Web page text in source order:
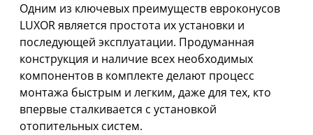
Одним из ключевых преимуществ евроконусов
LUXOR является простота их установки и
последующей эксплуатации. Продуманная
конструкция и наличие всех необходимых
компонентов в комплекте делают процесс
монтажа быстрым и легким, даже для тех, кто
впервые сталкивается с установкой
отопительных систем.